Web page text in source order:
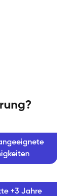
+3 Jahre